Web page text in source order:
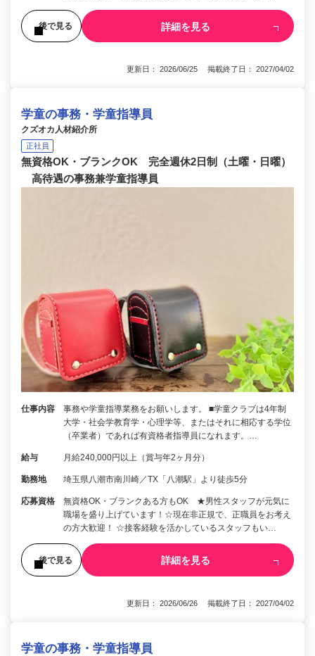
後で見る 詳細を見る
更新日： 2026/06/25 掲載終了日： 2027/04/02
学童の事務・学童指導員
クズオカ人材紹介所
正社員
無資格OK・ブランクOK 完全週休2日制（土曜・日曜）
高待遇の事務兼学童指導員
仕事内容
事務や学童指導業務をお願いします。 ■学童クラブは4年制
大学・社会学教育学・心理学等、またはそれに相応する学位
（卒業者）であれば有資格者指導員になれます。…
給与 月給240,000円以上（賞与年2ヶ月分）
勤務地 埼玉県八潮市南川崎／TX「八潮駅」より徒歩5分
応募資格
無資格OK・ブランクある方もOK ★男性スタッフが元気に
職場を盛り上げています！☆現在非正規で、正職員をお考え
の方大歓迎！ ☆接客経験を活かしているスタッフもい…
後で見る 詳細を見る
更新日： 2026/06/26 掲載終了日： 2027/04/02
学童の事務・学童指導員